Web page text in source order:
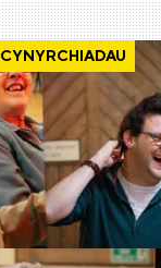
CYNYRCHIADAU